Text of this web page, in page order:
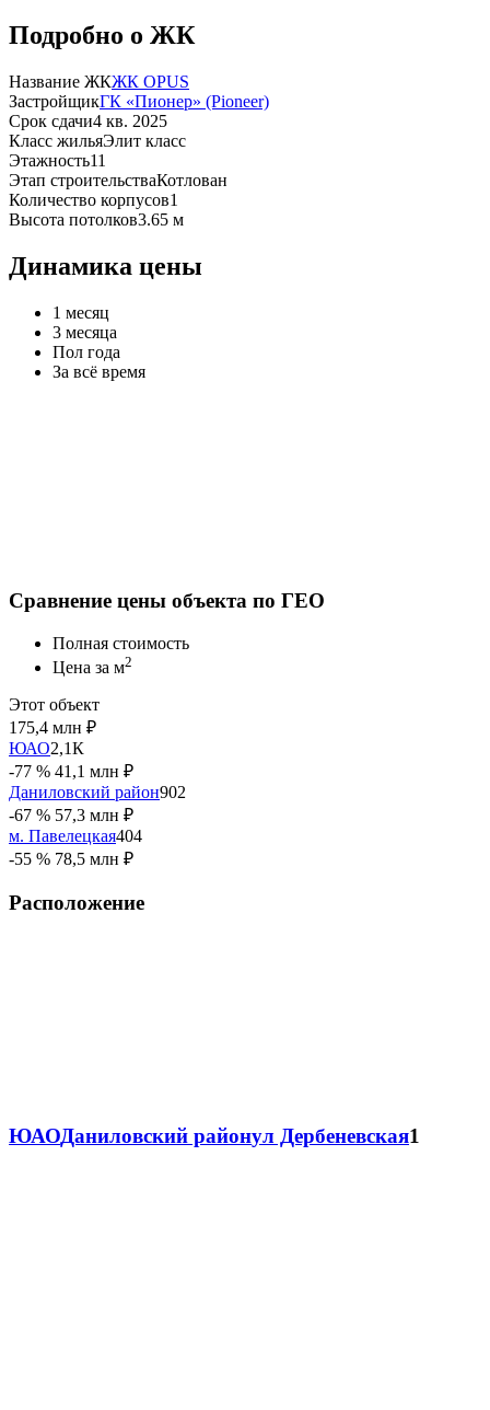
Подробно о ЖК
Название ЖКЖК OPUS
ЗастройщикГК «Пионер» (Pioneer)
Срок сдачи4 кв. 2025
Класс жильяЭлит класс
Этажность11
Этап строительстваКотлован
Количество корпусов1
Высота потолков3.65 м
Динамика цены
1 месяц
3 месяца
Пол года
За всё время
Сравнение цены объекта по ГЕО
Полная стоимость
Цена за м2
Этот объект
175,4 млн ₽
ЮАО2,1К
-77 % 41,1 млн ₽
Даниловский район902
-67 % 57,3 млн ₽
м. Павелецкая404
-55 % 78,5 млн ₽
Расположение
ЮАОДаниловский районул Дербеневская1